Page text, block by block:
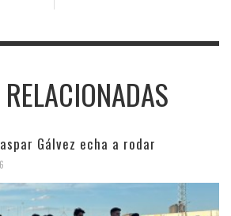
Gálvez echa a rodar